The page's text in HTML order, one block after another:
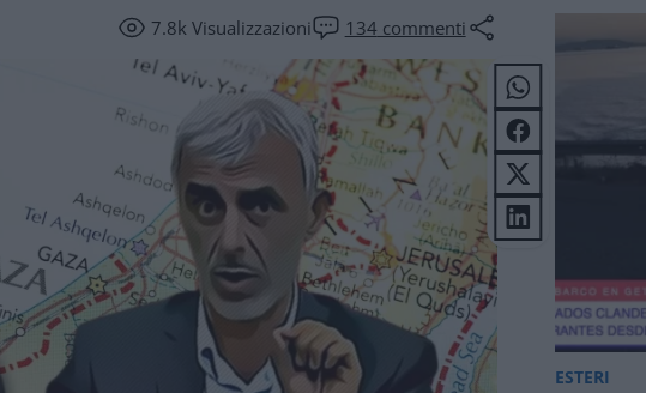
7.8kVisualizzazioni 134 commenti
ESTERI